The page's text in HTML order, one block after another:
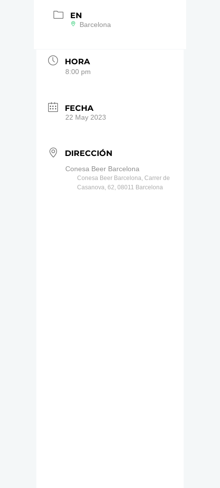
EN
Barcelona
HORA
8:00 pm
FECHA
22 May 2023
DIRECCIÓN
Conesa Beer Barcelona
Conesa Beer Barcelona, Carrer de
Casanova, 62, 08011 Barcelona